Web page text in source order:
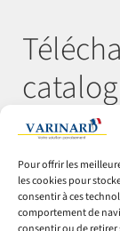
Pour offrir les
les cookies pour
consentir à ces
comportement de